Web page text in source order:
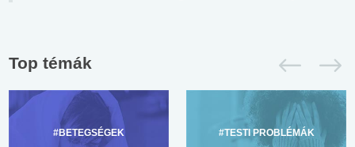
Top témák
#BETEGSÉGEK #TESTI PROBLÉMÁK